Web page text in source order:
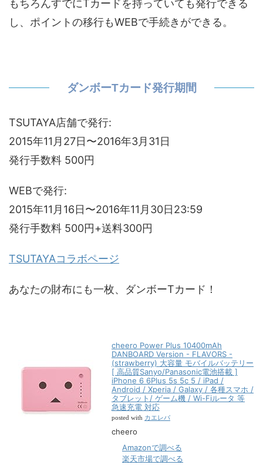
もちろんすでにTカードを持っていても発行できる
し、ポイントの移行もWEBで手続きができる。
ダンボーTカード発行期間
TSUTAYA店舗で発行:
2015年11月27日〜2016年3月31日
発行手数料 500円
WEBで発行:
2015年11月16日〜2016年11月30日23:59
発行手数料 500円+送料300円
TSUTAYAコラボページ
あなたの財布にも一枚、ダンボーTカード！
cheero Power Plus 10400mAh
DANBOARD Version - FLAVORS -
(strawberry) 大容量 モバイルバッテリー
[ 高品質Sanyo/Panasonic電池搭載 ]
iPhone 6 6Plus 5s 5c 5 / iPad /
Android / Xperia / Galaxy / 各種スマホ /
タブレット/ ゲーム機 / Wi-Fiルータ 等
急速充電 対応
posted with カエレバ
cheero
Amazonで調べる
楽天市場で調べる